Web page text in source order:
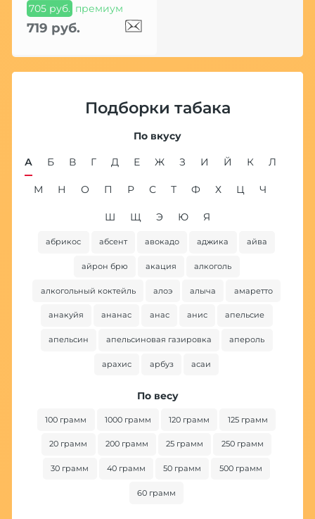
705 руб. премиум
719 руб.
Подборки табака
По вкусу
А Б В Г Д Е Ж З И Й К Л
М Н О П Р С Т Ф Х Ц Ч
Ш Щ Э Ю Я
абрикос абсент авокадо аджика айва
айрон брю акация алкоголь
алкогольный коктейль алоэ алыча амаретто
анакуйя ананас анас анис апельсие
апельсин апельсиновая газировка апероль
арахис арбуз асаи
По весу
100 грамм 1000 грамм 120 грамм 125 грамм
20 грамм 200 грамм 25 грамм 250 грамм
30 грамм 40 грамм 50 грамм 500 грамм
60 грамм